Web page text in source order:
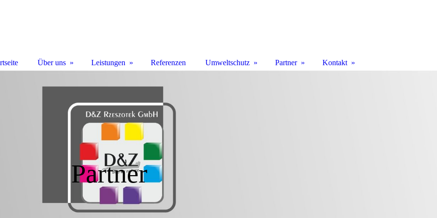
Partner
Über uns Leistungen Referenzen Umweltschutz Partner Kontakt